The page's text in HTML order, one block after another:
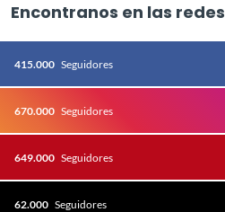
Encontranos en las redes
415.000 Seguidores
670.000 Seguidores
649.000 Seguidores
62.000 Seguidores